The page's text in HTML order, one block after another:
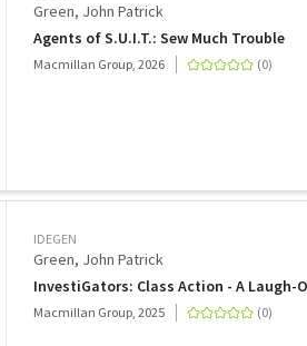
Green, John Patrick
Agents of S.U.I.T.: Sew Much Trouble
Macmillan Group, 2026
IDEGEN
Green, John Patrick
InvestiGators: Class Action - A Laugh-
Macmillan Group, 2025